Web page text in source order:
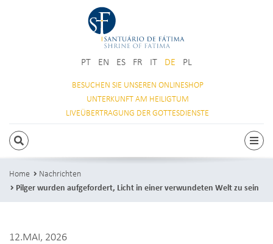
PT EN ES FR IT DE PL
BESUCHEN SIE UNSEREN ONLINESHOP
UNTERKUNFTAM HEILIGTUM
LIVEÜBERTRAGUNG DER GOTTESDIENSTE
SUCHEN
Home
Nachrichten
Pilger wurden aufgefordert, Licht in einer verwundeten Welt zu sein
12.MAI, 2026